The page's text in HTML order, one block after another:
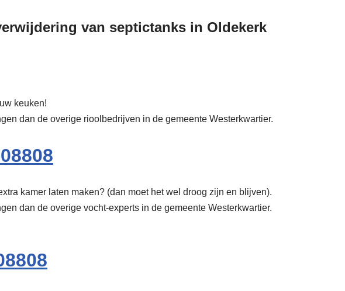
van septictanks in Oldekerk
keuken!
dan de overige rioolbedrijven in de gemeente Westerkwartier.
kamer laten maken? (dan moet het wel droog zijn en blijven).
dan de overige vocht-experts in de gemeente Westerkwartier.